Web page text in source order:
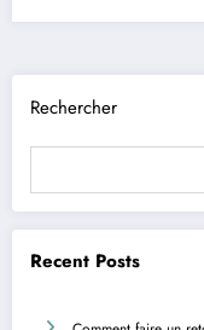
Rechercher
Recent Posts